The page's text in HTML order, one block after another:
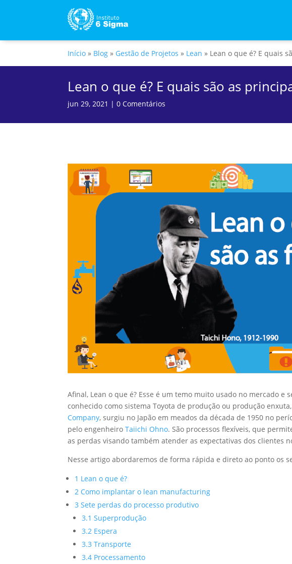
Início » Blog » Gestão de Projetos » Lean » Lean o que é? E quais
Lean o que é? E quais são as
jun 29, 2021 |0 Comentários
Afinal, Lean o que é? Esse é um temo muito usado no mercado
conhecido como sistema Toyota de produção ou produção
Company, surgiu no Japão em meados da década de 1950 no
pelo engenheiroTaiichi Ohno. São processos flexíveis, que
as perdas visando também atender as expectativas dos clientes
Nesse artigo abordaremos de forma rápida e direto ao ponto os
1 Lean o que é?
2 Como implantar o lean manufacturing
3 Sete perdas do processo produtivo
3.1 Superprodução
3.2 Espera
3.3 Transporte
3.4 Processamento